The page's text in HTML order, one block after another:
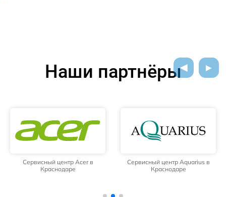
Наши партнёры
Сервисный центр Acer в
Краснодаре
Сервисный центр Aquarius в
Краснодаре